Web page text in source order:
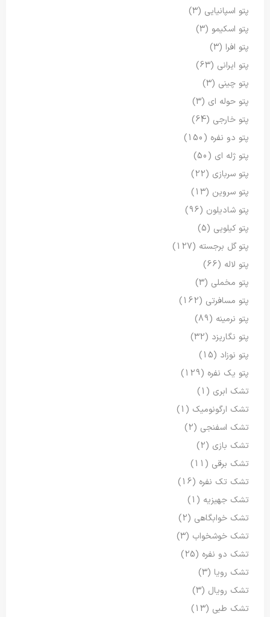
پتو اسپانیایی (3)
پتو اسکیمو (3)
پتو افرا (3)
پتو ایرانی (63)
پتو چینی (3)
پتو حوله ای (3)
پتو خارجی (64)
پتو دو نفره (150)
پتو ژله ای (50)
پتو سربازی (22)
پتو سروین (13)
پتو شادیلون (96)
پتو کیلویی (5)
پتو گل برجسته (127)
پتو لاله (66)
پتو مخملی (3)
پتو مسافرتی (162)
پتو نرمینه (89)
پتو نگاریزد (32)
پتو نوزاد (15)
پتو یک نفره (129)
تشک ابری (1)
تشک ارگونومیک (1)
تشک اسفنجی (2)
تشک بازی (2)
تشک برقی (11)
تشک تک نفره (16)
تشک جهیزیه (1)
تشک خوابگاهی (2)
تشک خوشخواب (3)
تشک دو نفره (25)
تشک رویا (3)
تشک رویال (3)
تشک طبی (13)